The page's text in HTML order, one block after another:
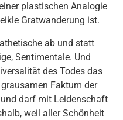
plastischen Analogie
Gratwanderung ist.
ab und statt
Sentimentale. Und
des Todes das
Faktum der
darf mit Leidenschaft
weil aller Schönheit